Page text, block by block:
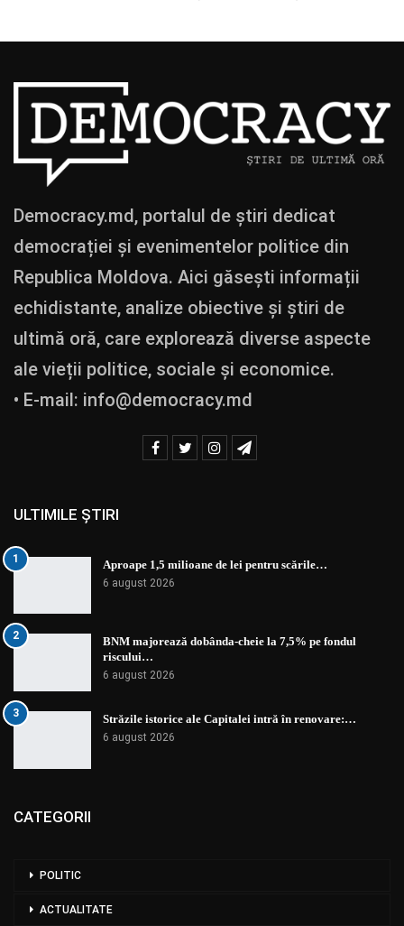
Democracy.md, portalul de știri dedicat
democrației și evenimentelor politice din
Republica Moldova. Aici găsești informații
echidistante, analize obiective și știri de
ultimă oră, care explorează diverse aspecte
ale vieții politice, sociale și economice.
• E-mail: info@democracy.md
ULTIMILE ȘTIRI
1 Aproape 1,5 milioane de lei pentru scările…
6 august 2026
2
BNM majorează dobânda-cheie la 7,5% pe fondul
riscului…
6 august 2026
3 Străzile istorice ale Capitalei intră în renovare:…
6 august 2026
CATEGORII
POLITIC
ACTUALITATE